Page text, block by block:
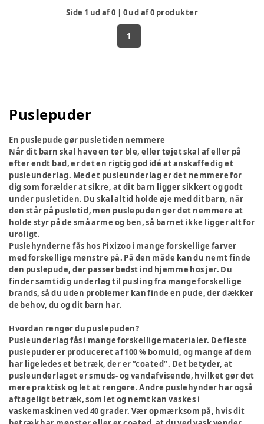
Side 1 ud af0 | 0ud af0 produkter
1
Puslepuder
En puslepude gør pusletiden nemmere
Når dit barn skal have en tør ble, eller tøjet skal af eller på
efter endt bad, er det en rigtig god idé at anskaffe dig et
pusleunderlag. Med et pusleunderlag er det nemmere for
dig som forælder at sikre, at dit barn ligger sikkert og godt
under pusletiden. Du skal altid holde øje med dit barn, når
den står på pusletid, men puslepuden gør det nemmere at
holde styr på de små arme og ben, så barnet ikke ligger alt for
uroligt.
Puslehynderne fås hos Pixizoo i mange forskellige farver
med forskellige mønstre på. På den måde kan du nemt finde
den puslepude, der passer bedst ind hjemme hos jer. Du
finder samtidig underlag til pusling fra mange forskellige
brands, så du uden problemer kan finde en pude, der dækker
de behov, du og dit barn har.
Hvordan rengør du puslepuden?
Pusleunderlag fås i mange forskellige materialer. De fleste
puslepuder er produceret af 100 % bomuld, og mange af dem
har ligeledes et betræk, der er ”coated”. Det betyder, at
pusleunderlaget er smuds- og vandafvisende, hvilket gør det
mere praktisk og let at rengøre. Andre puslehynder har også
aftageligt betræk, som let og nemt kan vaskes i
vaskemaskinen ved 40 grader. Vær opmærksom på, hvis dit